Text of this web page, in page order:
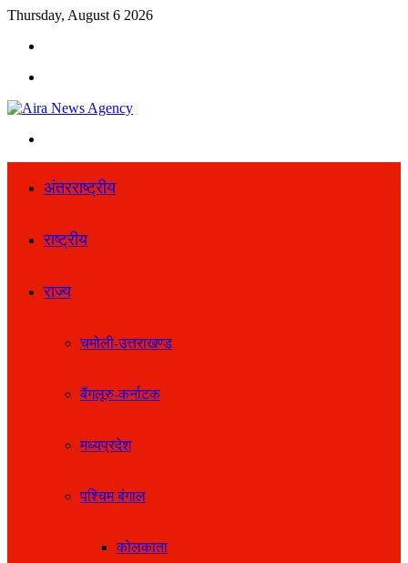
Thursday, August 6 2026
अंतरराष्ट्रीय
राष्ट्रीय
राज्य
चमोली-उत्तराखण्ड
बैंगलूरु-कर्नाटक
मध्यप्रदेश
पश्चिम बंगाल
कोलकाता